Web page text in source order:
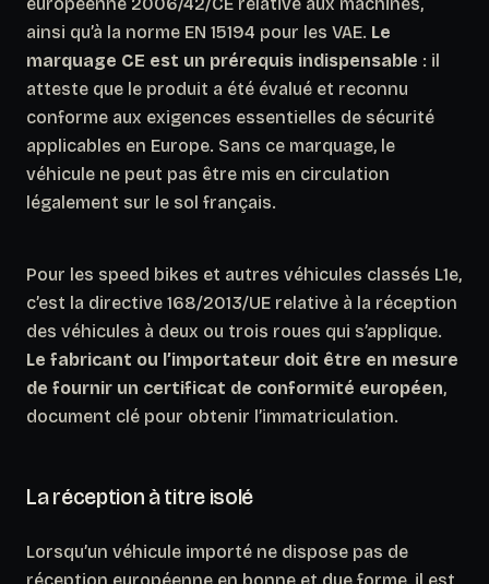
ainsi qu’à la norme EN 15194 pour les VAE. Le
marquage CE est un prérequis indispensable : il
atteste que le produit a été évalué et reconnu
conforme aux exigences essentielles de sécurité
applicables en Europe. Sans ce marquage, le
véhicule ne peut pas être mis en circulation
légalement sur le sol français.
Pour les speed bikes et autres véhicules classés L1e,
c’est la directive 168/2013/UE relative à la réception
des véhicules à deux ou trois roues qui s’applique.
Le fabricant ou l’importateur doit être en mesure
de fournir un certificat de conformité européen,
document clé pour obtenir l’immatriculation.
La réception à titre isolé
Lorsqu’un véhicule importé ne dispose pas de
réception européenne en bonne et due forme, il est